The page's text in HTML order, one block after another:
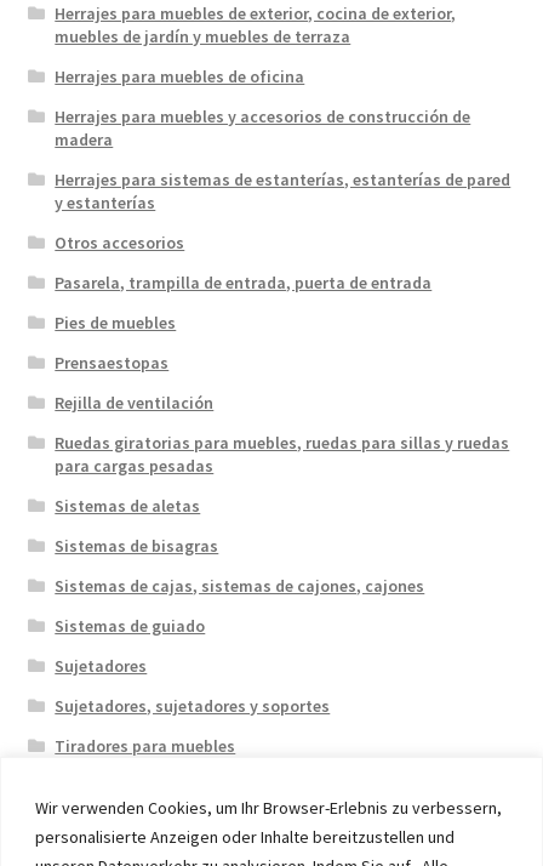
Wir verwenden Cookies, um Ihr Browser-Erlebnis zu verbessern,
personalisierte Anzeigen oder Inhalte bereitzustellen und
Herrajes para muebles de exterior, cocina de exterior,
muebles de jardín y muebles de terraza
Herrajes para muebles de oficina
Herrajes para muebles y accesorios de construcción de
madera
Herrajes para sistemas de estanterías, estanterías de pared
y estanterías
Otros accesorios
Pasarela, trampilla de entrada, puerta de entrada
Pies de muebles
Prensaestopas
Rejilla de ventilación
Ruedas giratorias para muebles, ruedas para sillas y ruedas
para cargas pesadas
Sistemas de aletas
Sistemas de bisagras
Sistemas de cajas, sistemas de cajones, cajones
Sistemas de guiado
Sujetadores
Sujetadores, sujetadores y soportes
Tiradores para muebles